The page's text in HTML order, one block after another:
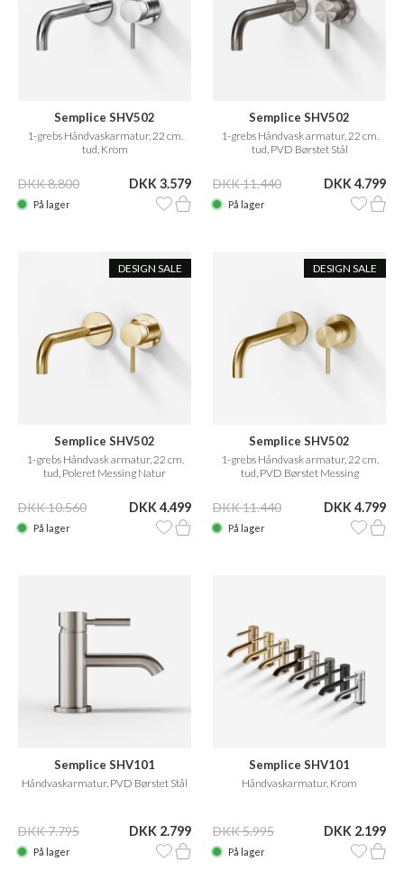
Semplice SHV502
1-grebs Håndvaskarmatur, 22 cm.
tud, Krom
DKK 8.800 DKK 3.579
På lager
Semplice SHV502
1-grebs Håndvask armatur, 22 cm.
tud, PVD Børstet Stål
DKK 11.440 DKK 4.799
På lager
DESIGN SALE
Semplice SHV502
1-grebs Håndvask armatur, 22 cm.
tud, Poleret Messing Natur
DKK 10.560 DKK 4.499
På lager
DESIGN SALE
Semplice SHV502
1-grebs Håndvask armatur, 22 cm.
tud, PVD Børstet Messing
DKK 11.440 DKK 4.799
På lager
Semplice SHV101
Håndvaskarmatur, PVD Børstet Stål
DKK 7.795 DKK 2.799
På lager
Semplice SHV101
Håndvaskarmatur, Krom
DKK 5.995 DKK 2.199
På lager